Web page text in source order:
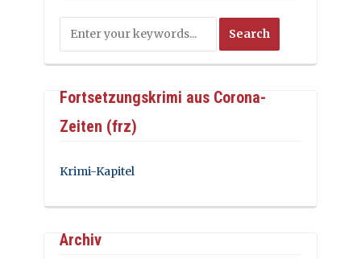
Fortsetzungskrimi aus Corona-
Zeiten (frz)
Krimi-Kapitel
Archiv